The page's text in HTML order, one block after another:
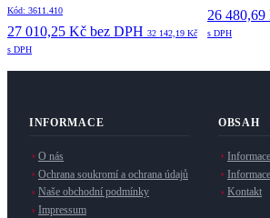
Kód: 3611.410
27 010,25 Kč bez DPH 32 142,19 Kč
s DPH
26 480,69
s DPH
INFORMACE
O nás
Ochrana soukromí a ochrana údajů
Naše obchodní podmínky
Impressum
OBSAH
Kontakt